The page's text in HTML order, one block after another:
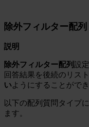
除外フィルター配
説明
除外フィルター配列 設
回答結果を後続のリス
いようにすることができ
以下の配列質問タイプ
ます。